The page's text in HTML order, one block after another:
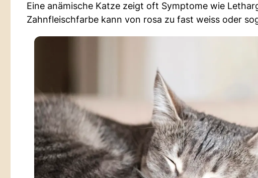
Eine anämische Katze zeigt oft Symptome wie
Zahnfleischfarbe kann von rosa zu fast weiss oder